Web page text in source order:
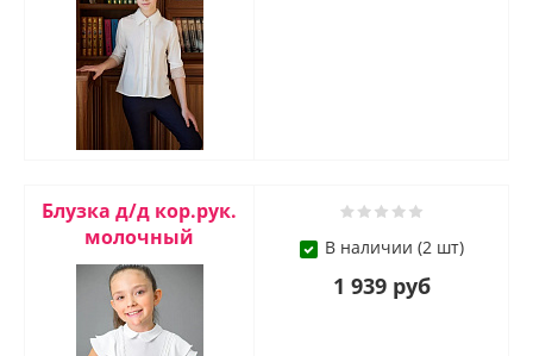
Блузкa д/д кор.рук.
молочный
В наличии (2 шт)
1 939 руб